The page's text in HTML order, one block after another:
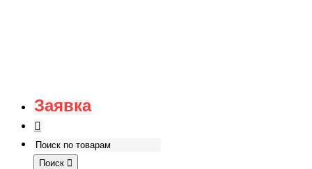
Заявка
Поиск